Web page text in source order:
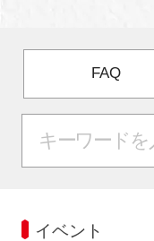
FAQ
イベント